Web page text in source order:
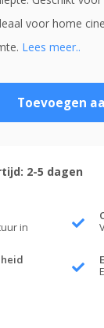
voor home
Lees meer..
Toevoegen
2-5 dagen
in